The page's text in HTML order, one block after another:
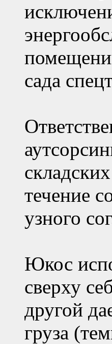
сада
течение
узного
Юкос
сверху
другой
груза